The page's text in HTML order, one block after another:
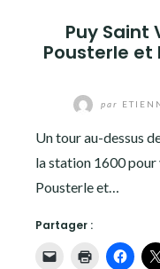
Puy Saint
Pousterle et
par
Un tour au-dessus
la station 1600 pour
Pousterle et…
Partager :